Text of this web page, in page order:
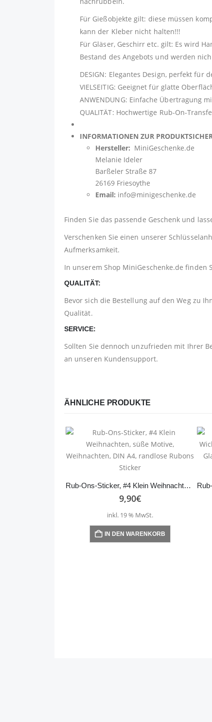
Für Gießobjekte gilt: diese müssen
kann der Kleber nicht halten!!!
Für Gläser, Geschirr etc. gilt: Es wird
Bestand des Angebots und werden
DESIGN: Elegantes Design, perfekt für
VIELSEITIG: Geeignet für glatte
ANWENDUNG: Einfache Übertragung
QUALITÄT: Hochwertige Rub-On-
INFORMATIONEN ZUR
Hersteller: MiniGeschenke.de
Melanie Ideler
Barßeler Straße 87
26169 Friesoythe
Email: info@minigeschenke.de
Finden Sie das passende Geschenk und
Verschenken Sie einen unserer
Aufmerksamkeit.
In unserem Shop MiniGeschenke.de finden
QUALITÄT:
Bevor sich die Bestellung auf den Weg zu
Qualität.
SERVICE:
Sollten Sie dennoch unzufrieden mit Ihrer
an unseren Kundensupport.
ÄHNLICHE PRODUKTE
Rub-Ons-Sticker, #4 Klein Weihnachten, süße Motive, Weihnachten, DIN A4, randlose Rubons Sticker
9,90€
inkl. 19 % MwSt.
IN DEN WARENKORB